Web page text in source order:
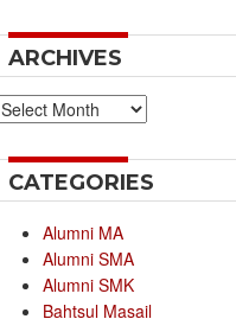
ARCHIVES
Archives
CATEGORIES
Alumni MA
Alumni SMA
Alumni SMK
Bahtsul Masail